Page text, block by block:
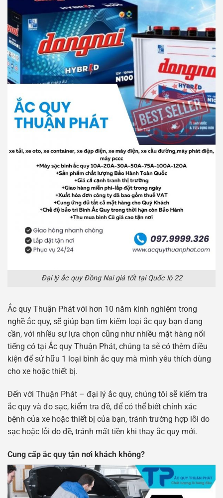
Đại lý ắc quy Đồng Nai giá tốt tại Quốc lộ 22
Ắc quy Thuận Phát với hơn 10 năm kinh nghiệm trong
nghề ắc quy, sẽ giúp bạn tìm kiếm loại ắc quy bạn đang
cần, với nhiều sự lựa chọn cũng như nhiều mặt hàng nổi
tiếng có tại Ắc quy Thuận Phát, chúng ta sẽ có thêm điều
kiện để sử hữu 1 loại bình ắc quy mà mình yêu thích dùng
cho xe hoặc thiết bị.
Đến với Thuận Phát – đại lý ắc quy, chúng tôi sẽ kiểm tra
ắc quy và đo sạc, kiểm tra đề, để có thể biết chính xác
bệnh của xe hoặc thiết bị của bạn, tránh trường hợp lỗi do
sạc hoặc lỗi do đề, tránh mất tiền khi thay ắc quy mới.
Cung cấp ắc quy tận nơi khách không?